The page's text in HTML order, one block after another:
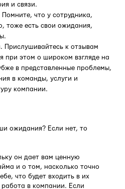
и связи.
Помните, что у сотрудника,
тоже есть свои ожидания,
Прислушивайтесь к отзывам
при этом о широком взгляде на
в представленные проблемы,
в команды, услуги и
компании.
ожидания? Если нет, то
он дает вам ценную
и о том, насколько точно
что будет входить в их
в компании. Если